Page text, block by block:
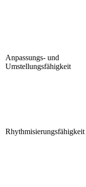
Anpassungs- und
Umstellungsfähigkeit
Rhythmisierungsfähigkeit